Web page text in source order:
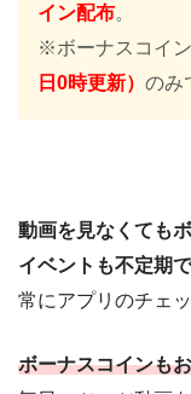
イン配布。
※ボーナスコイ
日0時更新） のみ
動画を見なくても
イベントも不定期
常にアプリのチェ
ボーナスコインも